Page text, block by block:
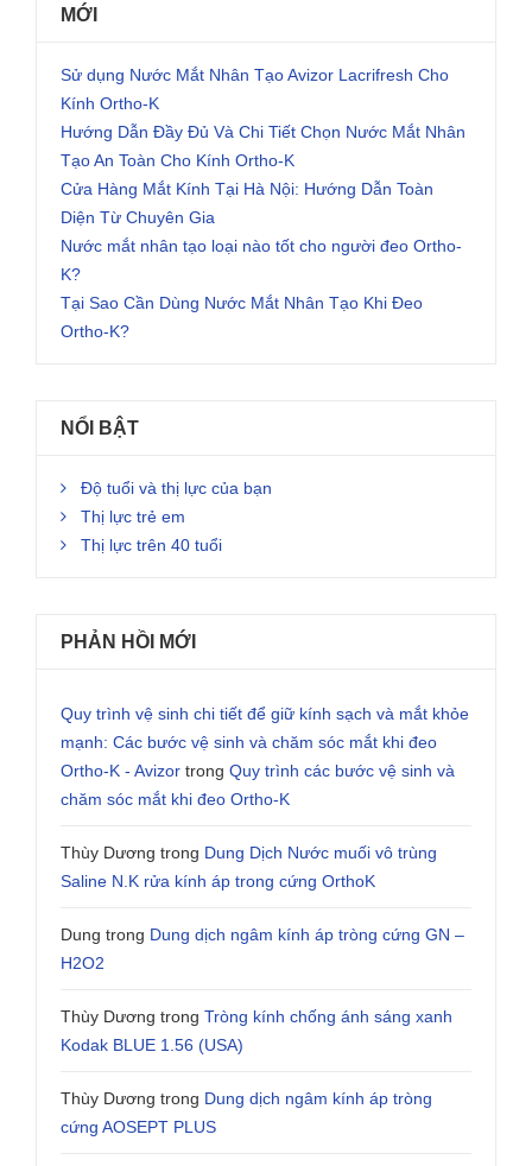
MỚI
Sử dụng Nước Mắt Nhân Tạo Avizor Lacrifresh Cho
Kính Ortho-K
Hướng Dẫn Đầy Đủ Và Chi Tiết Chọn Nước Mắt Nhân
Tạo An Toàn Cho Kính Ortho-K
Cửa Hàng Mắt Kính Tại Hà Nội: Hướng Dẫn Toàn
Diện Từ Chuyên Gia
Nước mắt nhân tạo loại nào tốt cho người đeo Ortho-
K?
Tại Sao Cần Dùng Nước Mắt Nhân Tạo Khi Đeo
Ortho-K?
NỔI BẬT
Độ tuổi và thị lực của bạn
Thị lực trẻ em
Thị lực trên 40 tuổi
PHẢN HỒI MỚI
Quy trình vệ sinh chi tiết để giữ kính sạch và mắt khỏe
mạnh: Các bước vệ sinh và chăm sóc mắt khi đeo
Ortho-K - Avizor trong Quy trình các bước vệ sinh và
chăm sóc mắt khi đeo Ortho-K
Thùy Dương trong Dung Dịch Nước muối vô trùng
Saline N.K rửa kính áp trong cứng OrthoK
Dung trong Dung dịch ngâm kính áp tròng cứng GN –
H2O2
Thùy Dương trong Tròng kính chống ánh sáng xanh
Kodak BLUE 1.56 (USA)
Thùy Dương trong Dung dịch ngâm kính áp tròng
cứng AOSEPT PLUS